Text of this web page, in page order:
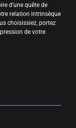
d’une quête de
relation intrinsèque
choisissiez, portez
de votre